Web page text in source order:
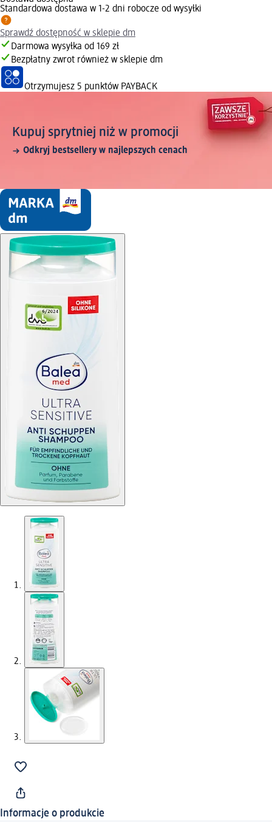
Standardowa dostawa w 1-2 dni robocze od wysyłki
Sprawdź dostępność w sklepie dm
Darmowa wysyłka od 169 zł
Bezpłatny zwrot również w sklepie dm
Otrzymujesz 5 punktów PAYBACK
Kupuj sprytniej niż w promocji
Odkryj bestsellery w najlepszych cenach
Informacje o produkcie